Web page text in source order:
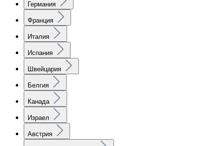
Германия
Франция
Италия
Испания
Швейцария
Белгия
Канада
Израел
Австрия